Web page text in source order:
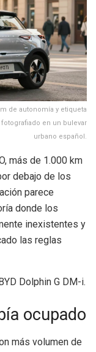
de autonomía y etiqueta
en un bulevar
urbano español.
más de 1.000 km
debajo de los
parece
donde los
inexistentes y
las reglas
Dolphin G DM-i.
ocupado
más volumen de